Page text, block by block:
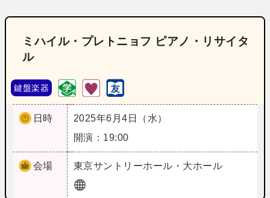
ミハイル・プレトニョフ ピアノ・リサイタ
ル
鍵盤楽器
日時
2025年6月4日（水）
開演：19:00
会場 東京サントリーホール・大ホール